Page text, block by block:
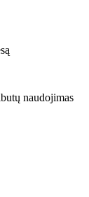
naudojimas